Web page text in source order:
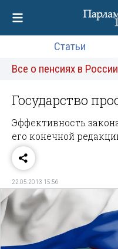
Статьи
Все о пенсиях в России
Государство
Эффективность
его конечной
22.05.2013 15:56